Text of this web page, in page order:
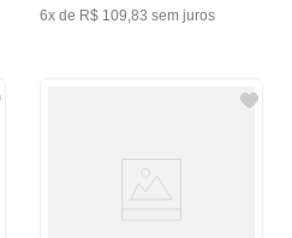
6x de R$ 109,83 sem juros